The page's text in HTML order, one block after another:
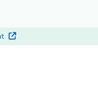
Externer Link